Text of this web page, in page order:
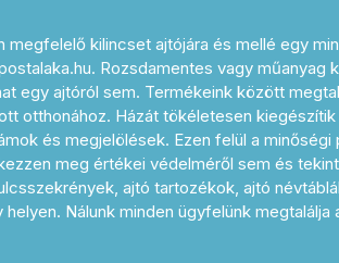
megfelelő kilincset ajtójára és mellé egy
Rozsdamentes vagy műanyag
egy ajtóról sem. Termékeink között
otthonához. Házát tökéletesen kiegészítik
és megjelölések. Ezen felül a
meg értékei védelméről sem és
ajtó tartozékok, ajtó
Nálunk minden ügyfelünk megtalálja